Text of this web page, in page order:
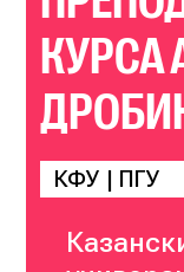
КУРСА
КФУ | ПГУ